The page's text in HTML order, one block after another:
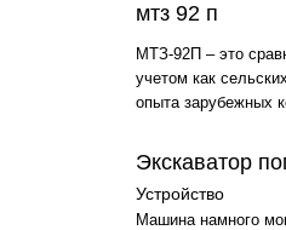
мтз 92 п
МТЗ-92П – это
учетом как
опыта зарубежных
Экскаватор
Устройство
Машина намного